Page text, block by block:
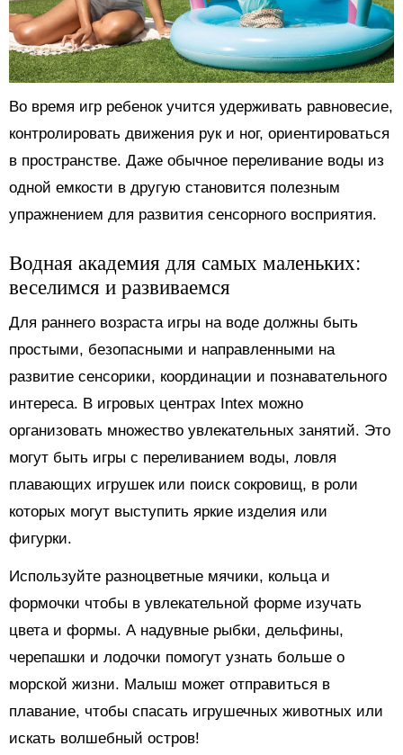
Во время игр ребенок учится удерживать равновесие,
контролировать движения рук и ног, ориентироваться
в пространстве. Даже обычное переливание воды из
одной емкости в другую становится полезным
упражнением для развития сенсорного восприятия.
Водная академия для самых маленьких:
веселимся и развиваемся
Для раннего возраста игры на воде должны быть
простыми, безопасными и направленными на
развитие сенсорики, координации и познавательного
интереса. В игровых центрах Intex можно
организовать множество увлекательных занятий. Это
могут быть игры с переливанием воды, ловля
плавающих игрушек или поиск сокровищ, в роли
которых могут выступить яркие изделия или
фигурки.
Используйте разноцветные мячики, кольца и
формочки чтобы в увлекательной форме изучать
цвета и формы. А надувные рыбки, дельфины,
черепашки и лодочки помогут узнать больше о
морской жизни. Малыш может отправиться в
плавание, чтобы спасать игрушечных животных или
искать волшебный остров!